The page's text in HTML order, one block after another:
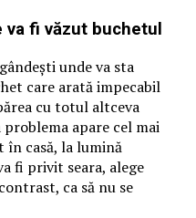
fi văzut buchetul
unde va sta
care arată impecabil
cu totul altceva
problema apare cel mai
în casă, la lumină
fi privit seara, alege
ca să nu se